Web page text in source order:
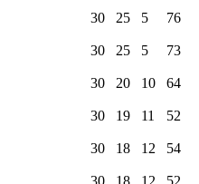
30 25 5 76
30 25 5 73
30 20 10 64
30 19 11 52
30 18 12 54
30 18 12 52